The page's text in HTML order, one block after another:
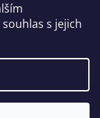
s jejich